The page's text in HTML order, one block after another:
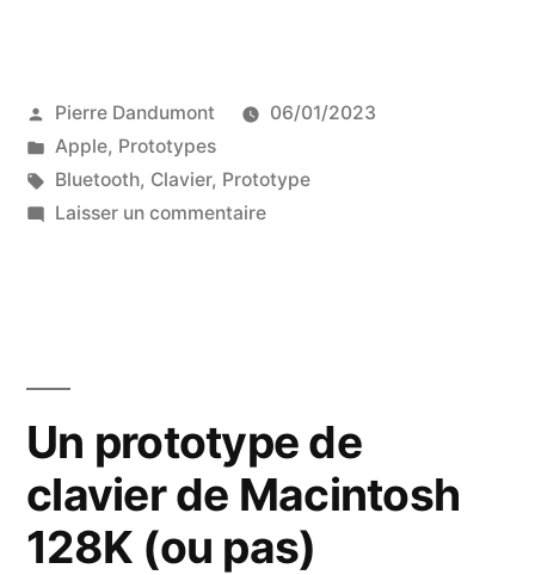
Publié
par
Pierre Dandumont
06/01/2023
Publié
dans
Apple, Prototypes
Étiquettes :
Bluetooth, Clavier, Prototype
Laisser un commentairesur
la
FCC
Un prototype de
clavier de Macintosh
128K (ou pas)